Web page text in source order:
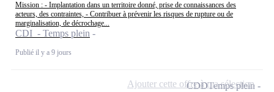
Mission : - Implantation dans un territoire donné, prise de connaissances des
acteurs, des contraintes, - Contribuer à prévenir les risques de rupture ou de
marginalisation, de décrochage...
CDI - Temps plein
Publié il y a 9 jours
CDDTemps plein
Ajouter cette offre à ma sélection